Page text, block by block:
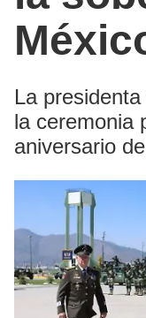
La
la ceremonia
aniversario